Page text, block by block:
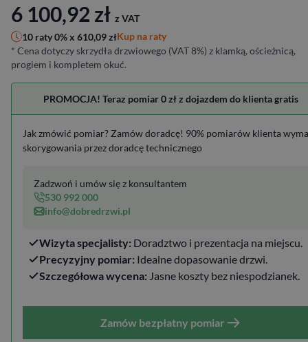
6 100,92 zł z VAT
10 raty 0% x 610,09złKup na raty
* Cena dotyczy skrzydła drzwiowego (VAT 8%) z klamką, ościeżnicą,
progiem i kompletem okuć.
PROMOCJA! Teraz pomiar 0 zł z dojazdem do klienta gratis
Jak zmówić pomiar? Zamów doradcę! 90% pomiarów klienta
skorygowania przez doradcę technicznego
Wizyta specjalisty: Doradztwo i prezentacja na miejscu.
Precyzyjny pomiar: Idealne dopasowanie drzwi.
Szczegółowa wycena: Jasne koszty bez niespodzianek.
Zadzwoń i umów się z konsultantem
530 992 000
info@dobredrzwi.pl
Zamów bezpłatny pomiar